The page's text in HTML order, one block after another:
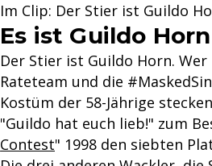
Im Clip: Der Stier ist Guildo
Es ist Guildo Horn
Der Stier ist Guildo Horn.
Rateteam und die
Kostüm der 58-Jährige
"Guildo hat euch lieb!" zum
Contest" 1998 den siebten